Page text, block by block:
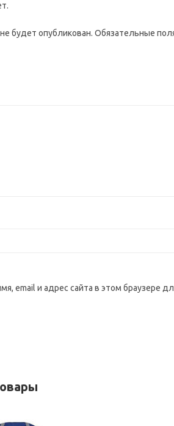
будет опубликован. Обязательные
email и адрес сайта в этом браузере